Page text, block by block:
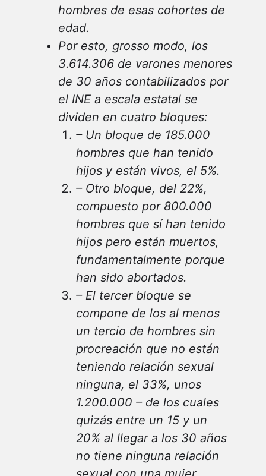
hombres de esas cohortes de
edad.
Por esto, grosso modo, los
3.614.306 de varones menores
de 30 años contabilizados por
el INE a escala estatal se
dividen en cuatro bloques:
– Un bloque de 185.000
hombres que han tenido
hijos y están vivos, el 5%.
– Otro bloque, del 22%,
compuesto por 800.000
hombres que sí han tenido
hijos pero están muertos,
fundamentalmente porque
han sido abortados.
– El tercer bloque se
compone de los al menos
un tercio de hombres sin
procreación que no están
teniendo relación sexual
ninguna, el 33%, unos
1.200.000 – de los cuales
quizás entre un 15 y un
20% al llegar a los 30 años
no tiene ninguna relación